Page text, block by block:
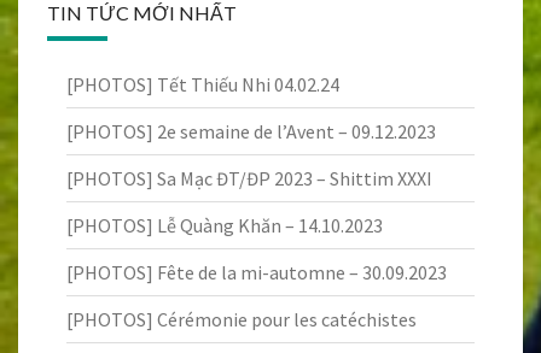
TIN TỨC MỚI NHẤT
[PHOTOS] Tết Thiếu Nhi 04.02.24
[PHOTOS] 2e semaine de l’Avent – 09.12.2023
[PHOTOS] Sa Mạc ĐT/ĐP 2023 – Shittim XXXI
[PHOTOS] Lễ Quàng Khăn – 14.10.2023
[PHOTOS] Fête de la mi-automne – 30.09.2023
[PHOTOS] Cérémonie pour les catéchistes